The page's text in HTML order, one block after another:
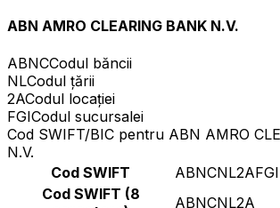
ABN AMRO CLEARING BANK N.V.
ABNCCodul băncii
NLCodul țării
2ACodul locației
FGICodul sucursalei
Cod SWIFT/BIC pentru ABN AMRO
N.V.
Cod SWIFT
ABNCNL2AFGI
Cod SWIFT (8
ABNCNL2A